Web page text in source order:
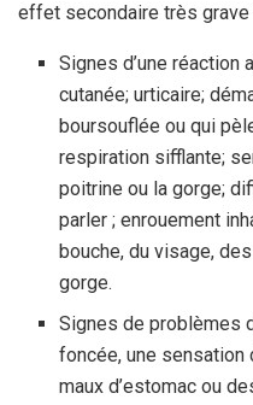
effet secondaire très grave
Signes d’une réaction
cutanée; urticaire;
boursouflée ou qui
respiration sifflante;
poitrine ou la gorge;
parler ; enrouement
bouche, du visage,
gorge.
Signes de problèmes
foncée, une sensation
maux d’estomac ou